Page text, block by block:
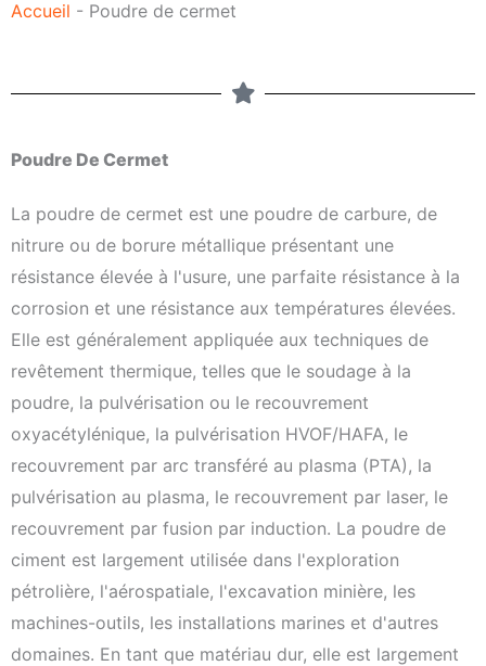
e
Accueil - Poudre de cermet
Poudre De Cermet
La poudre de cermet est une poudre de carbure, de
nitrure ou de borure métallique présentant une
résistance élevée à l'usure, une parfaite résistance à la
corrosion et une résistance aux températures élevées.
Elle est généralement appliquée aux techniques de
revêtement thermique, telles que le soudage à la
poudre, la pulvérisation ou le recouvrement
oxyacétylénique, la pulvérisation HVOF/HAFA, le
recouvrement par arc transféré au plasma (PTA), la
pulvérisation au plasma, le recouvrement par laser, le
recouvrement par fusion par induction. La poudre de
ciment est largement utilisée dans l'exploration
pétrolière, l'aérospatiale, l'excavation minière, les
machines-outils, les installations marines et d'autres
domaines. En tant que matériau dur, elle est largement